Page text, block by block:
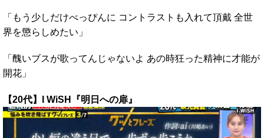
「もう少しだけべっぴんに コントラストも入れて頂戴 全世
界を懲らしめたい」
「醜いブスが歌ってんじゃないよ あの時狂った精神に才能が
開花」
【20代】I WiSH『明日への扉』